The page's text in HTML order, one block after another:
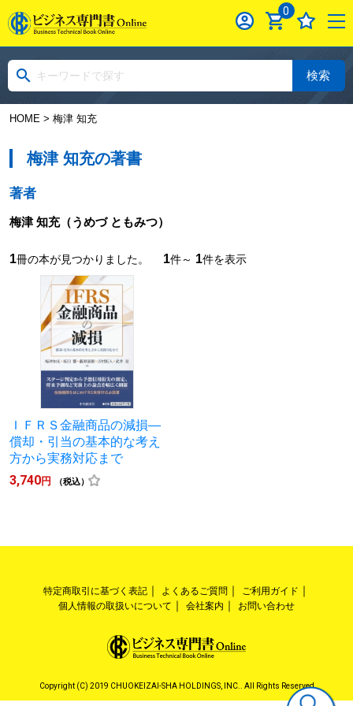
0
検索
HOME> 梅津 知充
梅津 知充の著書
著者
梅津 知充（うめづ ともみつ）
1冊の本が見つかりました。 1件～ 1件を表示
ＩＦＲＳ金融商品の減損―
償却・引当の基本的な考え
方から実務対応まで
3,740円 （税込）
特定商取引に基づく表記 よくあるご質問
ご利用ガイド
個人情報の取扱いについて
会社案内 お問い合わせ
Copyright (C) 2019 CHUOKEIZAI-SHA HOLDINGS, INC.. All Rights Reserved